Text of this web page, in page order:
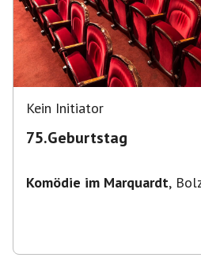
Kein Initiator
75.Geburtstag
Komödie im Marquardt,